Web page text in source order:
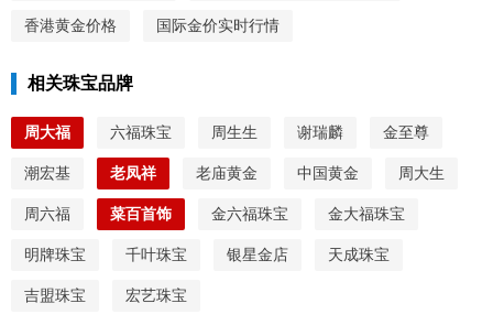
香港黄金价格 国际金价实时行情
相关珠宝品牌
周大福 六福珠宝 周生生 谢瑞麟 金至尊
潮宏基 老凤祥 老庙黄金 中国黄金 周大生
周六福 菜百首饰 金六福珠宝 金大福珠宝
明牌珠宝 千叶珠宝 银星金店 天成珠宝
吉盟珠宝 宏艺珠宝